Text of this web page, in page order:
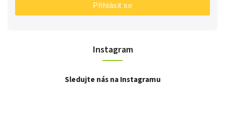
Instagram
Sledujte nás na Instagramu
Přihlásit se